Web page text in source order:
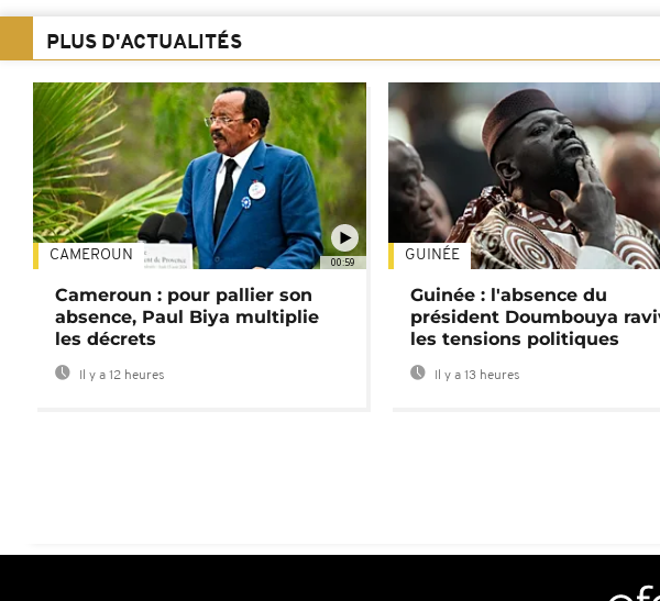
PLUS D'ACTUALITÉS
00:59
CAMEROUN
Cameroun : pour pallier son
absence, Paul Biya multiplie
les décrets
Il y a 12 heures
GUINÉE
Guinée : l'absence du
président Doumbouya
les tensions politiques
Il y a 13 heures